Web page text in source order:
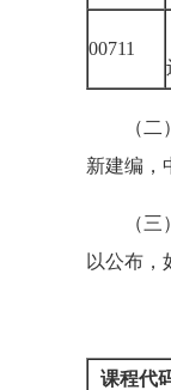
00711
（二）
新建编，
（三）
以公布，
课程代